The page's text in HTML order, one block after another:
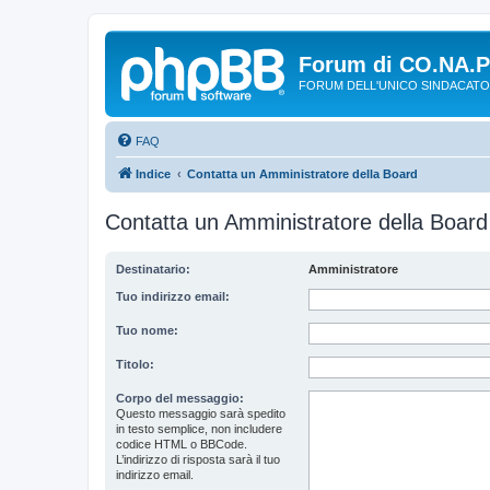
Forum di
FORUM DELL'UNICO
FAQ
Indice Contatta un Amministratore della Board
Contatta un Amministratore della Board
Destinatario: Amministratore
Tuo indirizzo email:
Tuo nome:
Titolo:
Corpo del messaggio:
Questo messaggio sarà spedito
in testo semplice, non includere
codice HTML o BBCode.
L’indirizzo di risposta sarà il tuo
indirizzo email.